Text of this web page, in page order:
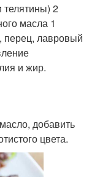
телятины) 2
масла 1
перец, лавровый
и жир.
добавить
цвета.